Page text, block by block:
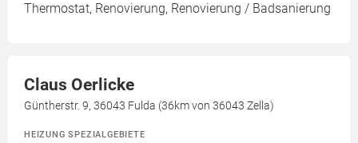
Thermostat, Renovierung, Renovierung / Badsanierung
Claus Oerlicke
Güntherstr. 9, 36043 Fulda (36km von 36043 Zella)
HEIZUNG SPEZIALGEBIETE